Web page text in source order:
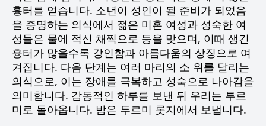
흉터를 얻습니다. 소년이 성인이 될 준비가 되었음
을 증명하는 의식에서 젊은 미혼 여성과 성숙한 여
성들은 물에 적신 채찍으로 등을 맞으며, 이때 생긴
흉터가 많을수록 강인함과 아름다움의 상징으로 여
겨집니다. 다음 단계는 여러 마리의 소 위를 달리는
의식으로, 이는 장애를 극복하고 성숙으로 나아감을
의미합니다. 감동적인 하루를 보낸 뒤 우리는 투르
미로 돌아옵니다. 밤은 투르미 롯지에서 보냅니다.